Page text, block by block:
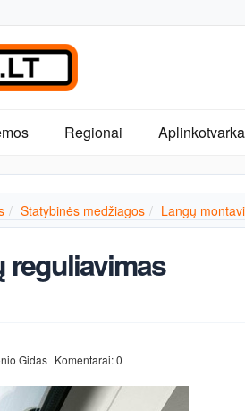
Regionai Aplinkotvarka
Statybinės medžiagos Langų
reguliavimas
Gidas Komentarai: 0